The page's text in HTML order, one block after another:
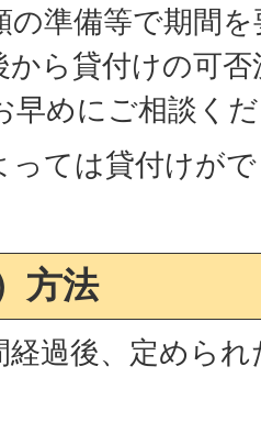
の準備等で期間
から貸付けの可
早めにご相談く
っては貸付けが
方法
経過後、定めら